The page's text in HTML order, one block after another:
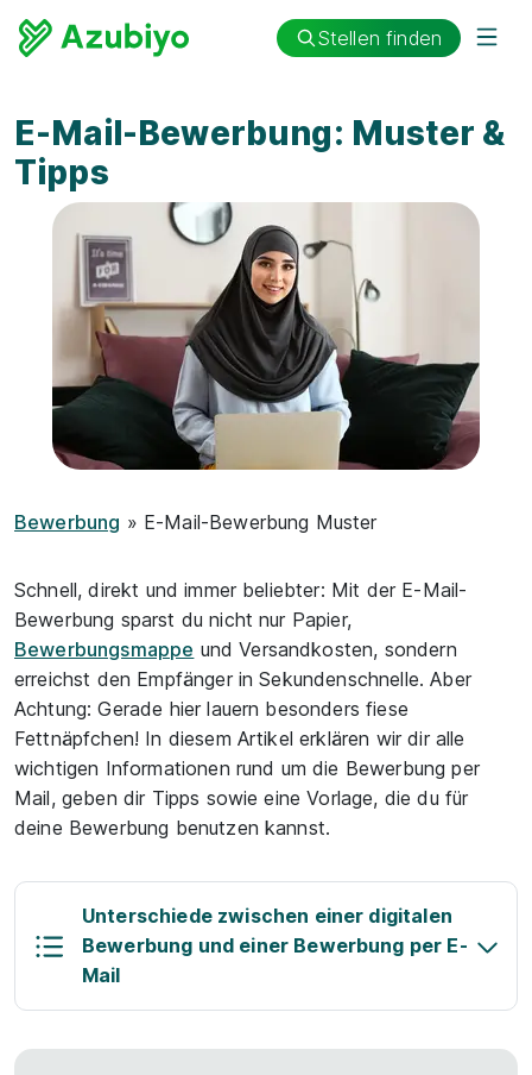
Stellen finden
E-Mail-Bewerbung: Muster &
Tipps
Bewerbung » E-Mail-Bewerbung Muster
Schnell, direkt und immer beliebter: Mit der E-Mail-
Bewerbung sparst du nicht nur Papier,
Bewerbungsmappe und Versandkosten, sondern
erreichst den Empfänger in Sekundenschnelle. Aber
Achtung: Gerade hier lauern besonders fiese
Fettnäpfchen! In diesem Artikel erklären wir dir alle
wichtigen Informationen rund um die Bewerbung per
Mail, geben dir Tipps sowie eine Vorlage, die du für
deine Bewerbung benutzen kannst.
Unterschiede zwischen einer digitalen
Bewerbung und einer Bewerbung per E-
Mail